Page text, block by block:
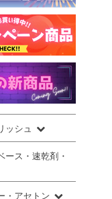
ッシュ
ース・速乾剤・
・アセトン